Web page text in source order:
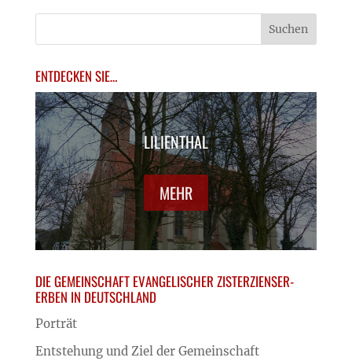
ENTDECKEN SIE…
LILIENTHAL
MEHR
DIE GEMEINSCHAFT EVANGELISCHER ZISTERZIENSER-
ERBEN IN DEUTSCHLAND
Porträt
Entstehung und Ziel der Gemeinschaft